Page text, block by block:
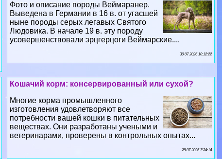
Фото и описание породы Веймаранер.
Выведена в Германии в 16 в. от угасшей
ныне породы серых легавых Святого
Людовика. В начале 19 в. эту породу
усовершенствовали эрцгерцоги Веймарские....
30 07 2026 10:12:22
Кошачий корм: консервированный или сухой?
Многие корма промышленного
изготовления удовлетворяют все
потребности вашей кошки в питательных
веществах. Они разработаны учеными и
ветеринарами, проверены в контрольных опытах...
28 07 2026 7:34:14